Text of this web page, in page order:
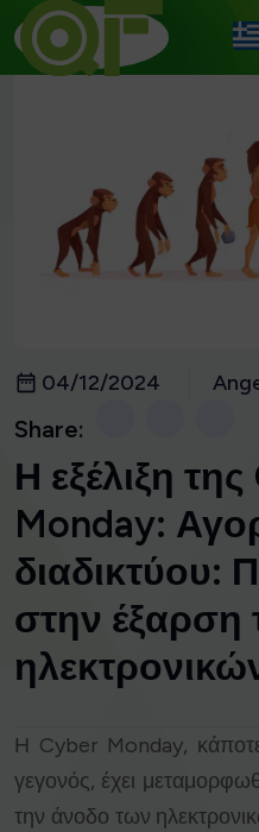
04/12/2024
Share:
Η εξέλιξη
Monday:
διαδικτύου:
στην έξαρση
Η Cyber Monday, κάποτε
γεγονός, έχει
την άνοδο των